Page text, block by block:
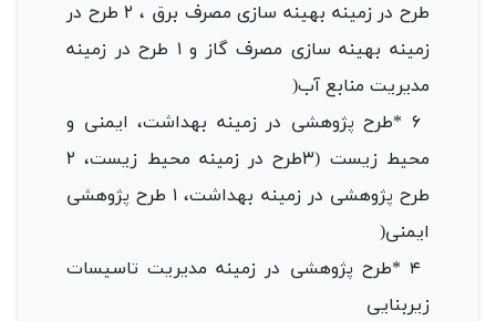
طرح در زمینه بهینه سازی مصرف برق ، ۲ طرح در
زمینه بهینه سازی مصرف گاز و ۱ طرح در زمینه
مدیریت منابع آب)
* ۶طرح پژوهشی در زمینه بهداشت، ایمنی و
محیط زیست (۳طرح در زمینه محیط زیست، ۲
طرح پژوهشی در زمینه بهداشت، ۱ طرح پژوهشی
ایمنی)
* ۴طرح پژوهشی در زمینه مدیریت تاسیسات
زیربنایی